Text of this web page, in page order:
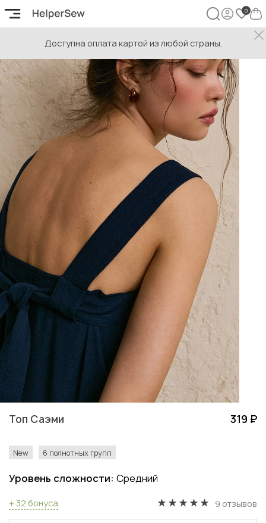
Доступна оплата картой из любой страны.
Топ Саэми 319 ₽
New 6 полнотных групп
Уровень сложности: Средний
+ 32 бонуса 9 отзывов